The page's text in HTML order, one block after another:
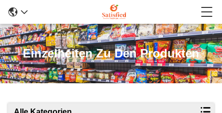
Einzelheiten Zu Den Produkten